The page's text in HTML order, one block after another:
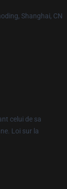
Shanghai, CN
celui de sa
Loi sur la